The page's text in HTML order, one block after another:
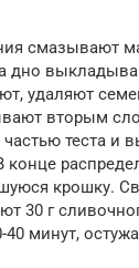
смазывают
дно
удаляют
вторым
теста и
крошку.
30 г
40 минут,